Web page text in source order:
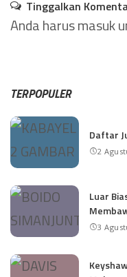
Tinggalkan
Anda harusmasuk
TERPOPULER
Daftar
2
Luar
3